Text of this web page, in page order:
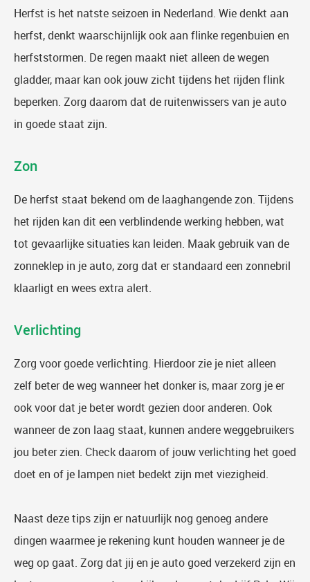
Herfst is het natste seizoen in Nederland. Wie denkt aan
herfst, denkt waarschijnlijk ook aan flinke regenbuien en
herfststormen. De regen maakt niet alleen de wegen
gladder, maar kan ook jouw zicht tijdens het rijden flink
beperken. Zorg daarom dat de ruitenwissers van je auto
in goede staat zijn.
Zon
De herfst staat bekend om de laaghangende zon. Tijdens
het rijden kan dit een verblindende werking hebben, wat
tot gevaarlijke situaties kan leiden. Maak gebruik van de
zonneklep in je auto, zorg dat er standaard een zonnebril
klaarligt en wees extra alert.
Verlichting
Zorg voor goede verlichting. Hierdoor zie je niet alleen
zelf beter de weg wanneer het donker is, maar zorg je er
ook voor dat je beter wordt gezien door anderen. Ook
wanneer de zon laag staat, kunnen andere weggebruikers
jou beter zien. Check daarom of jouw verlichting het goed
doet en of je lampen niet bedekt zijn met viezigheid.
Naast deze tips zijn er natuurlijk nog genoeg andere
dingen waarmee je rekening kunt houden wanneer je de
weg op gaat. Zorg dat jij en je auto goed verzekerd zijn en